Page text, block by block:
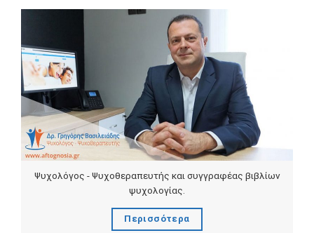
Ψυχολόγος - Ψυχοθεραπευτής και συγγραφέας βιβλίων
ψυχολογίας.
Περισσότερα